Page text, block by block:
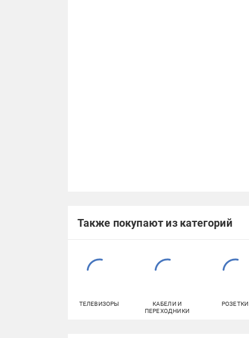
Также покупают из категорий
ТЕЛЕВИЗОРЫ
КАБЕЛИ И
ПЕРЕХОДНИКИ
РОЗЕТКИ